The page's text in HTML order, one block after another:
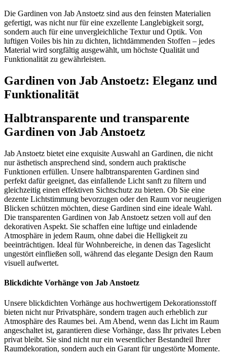
Die Gardinen von Jab Anstoetz sind aus den feinsten Materialien
gefertigt, was nicht nur für eine exzellente Langlebigkeit sorgt,
sondern auch für eine unvergleichliche Textur und Optik. Von
luftigen Voiles bis hin zu dichten, lichtdämmenden Stoffen – jedes
Material wird sorgfältig ausgewählt, um höchste Qualität und
Funktionalität zu gewährleisten.
Gardinen von Jab Anstoetz: Eleganz und
Funktionalität
Halbtransparente und transparente
Gardinen von Jab Anstoetz
Jab Anstoetz bietet eine exquisite Auswahl an Gardinen, die nicht
nur ästhetisch ansprechend sind, sondern auch praktische
Funktionen erfüllen. Unsere halbtransparenten Gardinen sind
perfekt dafür geeignet, das einfallende Licht sanft zu filtern und
gleichzeitig einen effektiven Sichtschutz zu bieten. Ob Sie eine
dezente Lichtstimmung bevorzugen oder den Raum vor neugierigen
Blicken schützen möchten, diese Gardinen sind eine ideale Wahl.
Die transparenten Gardinen von Jab Anstoetz setzen voll auf den
dekorativen Aspekt. Sie schaffen eine luftige und einladende
Atmosphäre in jedem Raum, ohne dabei die Helligkeit zu
beeinträchtigen. Ideal für Wohnbereiche, in denen das Tageslicht
ungestört einfließen soll, während das elegante Design den Raum
visuell aufwertet.
Blickdichte Vorhänge von Jab Anstoetz
Unsere blickdichten Vorhänge aus hochwertigem Dekorationsstoff
bieten nicht nur Privatsphäre, sondern tragen auch erheblich zur
Atmosphäre des Raumes bei. Am Abend, wenn das Licht im Raum
angeschaltet ist, garantieren diese Vorhänge, dass Ihr privates Leben
privat bleibt. Sie sind nicht nur ein wesentlicher Bestandteil Ihrer
Raumdekoration, sondern auch ein Garant für ungestörte Momente.